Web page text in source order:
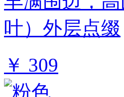
￥ 309